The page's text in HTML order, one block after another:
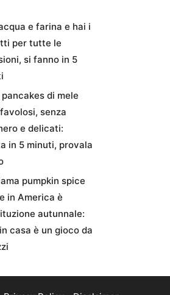
e farina e hai i
per tutte le
si fanno in 5
pancakes di mele
senza
e delicati:
in 5 minuti, provala
pumpkin spice
in America è
autunnale:
casa è un gioco da